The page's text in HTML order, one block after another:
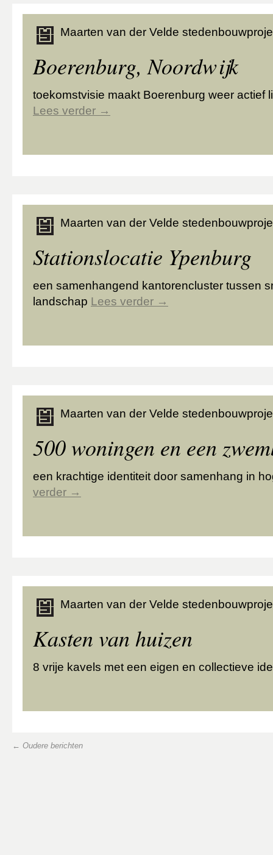
Maarten van der Velde
Boerenburg, Noordwijk
toekomstvisie maakt Boerenburg weer actief
Lees verder →
Maarten van der Velde
Stationslocatie Ypenburg
een samenhangend kantorencluster tussen
landschap Lees verder →
Maarten van der Velde
500 woningen en een
een krachtige identiteit door samenhang in
verder →
Maarten van der Velde
Kasten van huizen
8 vrije kavels met een eigen en collectieve
← Oudere berichten